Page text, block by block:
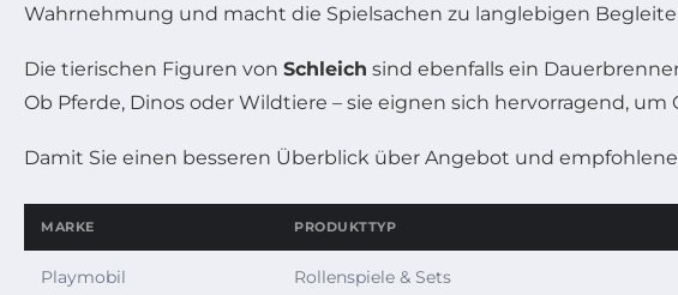
Wahrnehmung und macht die Spielsachen zu langlebigen
Die tierischen Figuren von Schleich sind ebenfalls ein
Ob Pferde, Dinos oder Wildtiere – sie eignen sich hervorragend,
Damit Sie einen besseren Überblick über Angebot und
MARKE PRODUKTTYP
Playmobil Rollenspiele & Sets